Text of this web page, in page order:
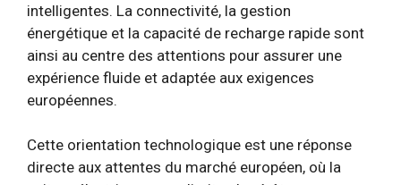
intelligentes. La connectivité, la gestion
énergétique et la capacité de recharge rapide sont
ainsi au centre des attentions pour assurer une
expérience fluide et adaptée aux exigences
européennes.
Cette orientation technologique est une réponse
directe aux attentes du marché européen, où la